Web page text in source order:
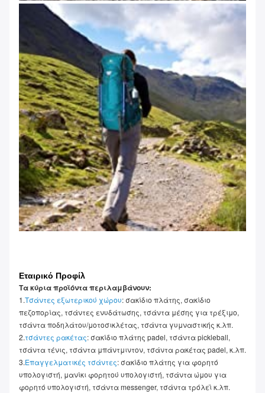
Εταιρικό Προφίλ
Τα κύρια προϊόντα περιλαμβάνουν:
1.Τσάντες εξωτερικού χώρου: σακίδιο πλάτης, σακίδιο
πεζοπορίας, τσάντες ενυδάτωσης, τσάντα μέσης για τρέξιμο,
τσάντα ποδηλάτου/μοτοσικλέτας, τσάντα γυμναστικής κ.λπ.
2.τσάντες ρακέτας: σακίδιο πλάτης padel, τσάντα pickleball,
τσάντα τένις, τσάντα μπάντμιντον, τσάντα ρακέτας padel, κ.λπ.
3.Επαγγελματικές τσάντες: σακίδιο πλάτης για φορητό
υπολογιστή, μανίκι φορητού υπολογιστή, τσάντα ώμου για
φορητό υπολογιστή, τσάντα messenger, τσάντα τρόλεϊ κ.λπ.